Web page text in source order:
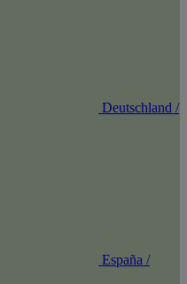
Deutschland /
España /